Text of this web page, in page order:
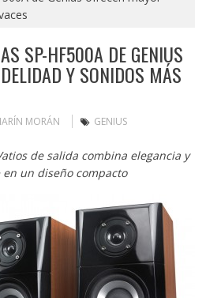
SP-HF500A DE GENIUS
Y SONIDOS MÁS
MORÁN GENIUS
de salida combina elegancia y
en un diseño compacto